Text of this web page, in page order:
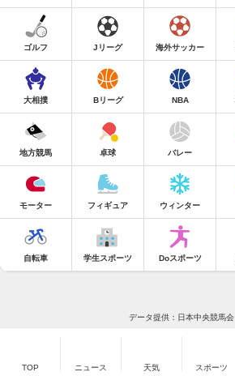
ゴルフ Jリーグ 海外サッカー
大相撲 Bリーグ NBA
地方競馬 卓球 バレー
モーター フィギュア ウィンター
自転車 学生スポーツ Doスポーツ
データ提供：日本中央競馬会
TOP ニュース 天気 スポーツ